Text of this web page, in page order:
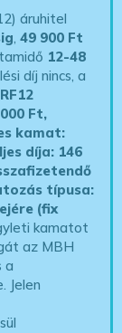
áruhitel
,49 900 Ft
12-48
díj nincs, a
Ft,
kamat:
díja: 146
típusa:
(fix
kamatot
az MBH
a
Jelen